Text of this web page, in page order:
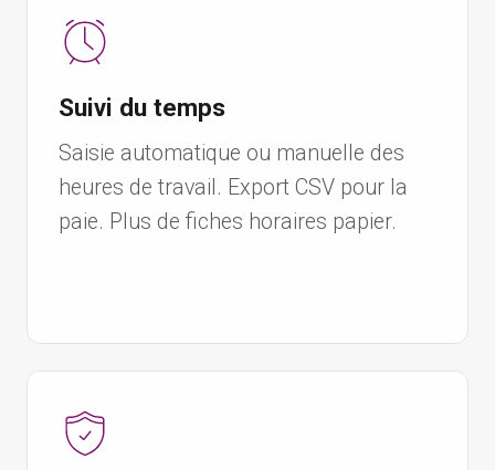
Suivi du temps
Saisie automatique ou manuelle des
heures de travail. Export CSV pour la
paie. Plus de fiches horaires papier.